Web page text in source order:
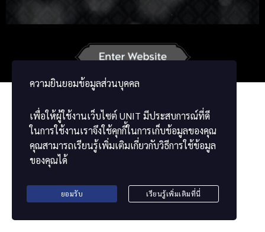
ความยินยอมข้อมูลส่วนบุคคล
เพื่อให้ผู้ใช้งานเว็บไซต์ UNIT มีประสบการณ์ที่ดี
ในการใช้งานเราจึงใช้คุกกี้ในการเก็บข้อมูลของคุณ
คุณสามารถเรียนรู้เพิ่มเติมเกี่ยวกับวิธีการใช้ข้อมูล
ของคุณได้
ยอมรับ เรียนรู้เพิ่มเติมที่นี่
Chinese